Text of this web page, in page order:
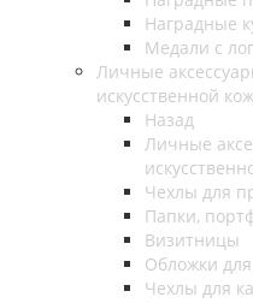
Наградные
Медали с
Личные
искусственной
Назад
Личные
Чехлы для
Папки,
Визитницы
Обложки
Чехлы для